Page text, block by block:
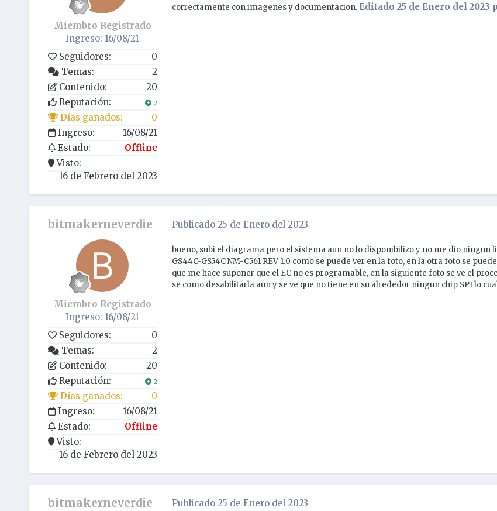
Miembro Registrado
Ingreso: 16/08/21
Seguidores:
0
Temas:
2
Contenido:
20
Reputación:
2
Días ganados:
0
Ingreso:
16/08/21
Estado:
Offline
Visto:
16 de Febrero del 2023
correctamente con imagenes y documentacion. Editado 25 de Enero del 2023
bitmakerneverdie
Miembro Registrado
Ingreso: 16/08/21
Seguidores:
0
Temas:
2
Contenido:
20
Reputación:
2
Días ganados:
0
Ingreso:
16/08/21
Estado:
Offline
Visto:
16 de Febrero del 2023
Publicado 25 de Enero del 2023
bueno, subi el diagrama pero el sistema aun no lo disponibilizo y no me dio ningun
GS44C-GS54C NM-C561 REV 1.0 como se puede ver en la foto, en la otra foto se
que me hace suponer que el EC no es programable, en la siguiente foto se ve el
se como desabilitarla aun y se ve que no tiene en su alrededor ningun chip SPI lo
bitmakerneverdie Publicado 25 de Enero del 2023